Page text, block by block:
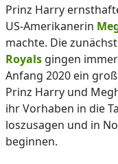
Prinz Harry
US-Amerikanerin
machte. Die
Royals gingen
Anfang 2020 ein
Prinz Harry und
ihr Vorhaben in die
loszusagen und in
beginnen.